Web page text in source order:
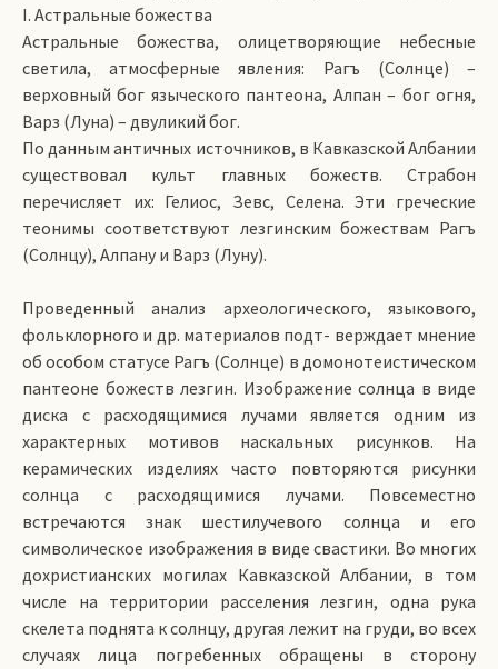
I. Астральные божества
Астральные божества, олицетворяющие небесные
светила, атмосферные явления: Рагъ (Солнце) –
верховный бог языческого пантеона, Алпан – бог огня,
Варз (Луна) – двуликий бог.
По данным античных источников, в Кавказской Албании
существовал культ главных божеств. Страбон
перечисляет их: Гелиос, Зевс, Селена. Эти греческие
теонимы соответствуют лезгинским божествам Рагъ
(Солнцу), Алпану и Варз (Луну).
Проведенный анализ археологического, языкового,
фольклорного и др. материалов подт- верждает мнение
об особом статусе Рагъ (Солнце) в домонотеистическом
пантеоне божеств лезгин. Изображение солнца в виде
диска с расходящимися лучами является одним из
характерных мотивов наскальных рисунков. На
керамических изделиях часто повторяются рисунки
солнца с расходящимися лучами. Повсеместно
встречаются знак шестилучевого солнца и его
символическое изображения в виде свастики. Во многих
дохристианских могилах Кавказской Албании, в том
числе на территории расселения лезгин, одна рука
скелета поднята к солнцу, другая лежит на груди, во всех
случаях лица погребенных обращены в сторону